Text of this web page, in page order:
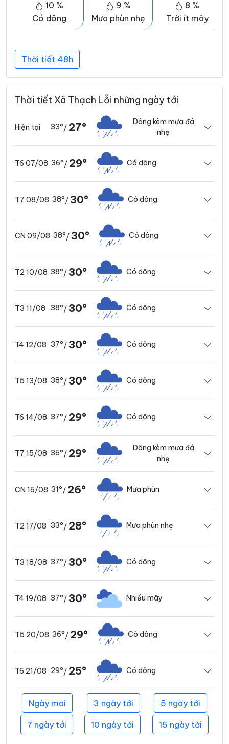
10 %
Có dông
9 %
Mưa phùn nhẹ
8 %
Trời ít mây
Thời tiết 48h
Thời tiết Xã Thạch Lỗi những ngày tới
Hiện tại 33°/ 27°
Dông kèm mưa đá
nhẹ
T6 07/08 36°/ 29° Có dông
T7 08/08 38°/30° Có dông
CN 09/08 38°/30° Có dông
T2 10/08 38°/30° Có dông
T3 11/08 38°/30° Có dông
T4 12/08 37°/30° Có dông
T5 13/08 38°/30° Có dông
T6 14/08 37°/ 29° Có dông
T7 15/08 36°/ 29°
Dông kèm mưa đá
nhẹ
CN 16/08 31°/ 26° Mưa phùn
T2 17/08 33°/ 28° Mưa phùn nhẹ
T3 18/08 37°/30° Có dông
T4 19/08 37°/30° Nhiều mây
T5 20/08 36°/ 29° Có dông
T6 21/08 29°/ 25° Có dông
Ngày mai 3 ngày tới 5 ngày tới
7 ngày tới 10 ngày tới 15 ngày tới